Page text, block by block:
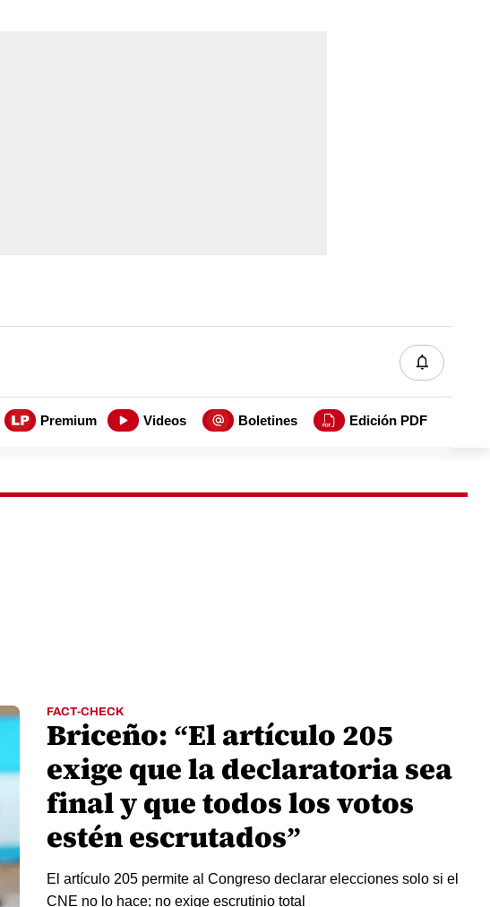
Premium Videos Boletines Edición PDF
FACT-CHECK
Briceño: “El artículo 205
exige que la declaratoria sea
final y que todos los votos
estén escrutados”
El artículo 205 permite al Congreso declarar elecciones solo si el
CNE no lo hace; no exige escrutinio total